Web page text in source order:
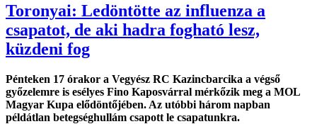
Toronyai: Ledöntötte az influenza a
csapatot, de aki hadra fogható lesz,
küzdeni fog
Pénteken 17 órakor a Vegyész RC Kazincbarcika a végső
győzelemre is esélyes Fino Kaposvárral mérkőzik meg a MOL
Magyar Kupa elődöntőjében. Az utóbbi három napban
példátlan betegséghullám csapott le csapatunkra.